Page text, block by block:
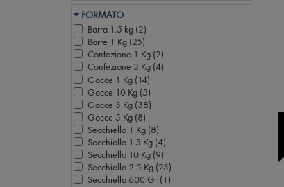
FORMATO
Barra 1.5 kg (2)
Barre 1 Kg (25)
Confezione 1 Kg (2)
Confezione 3 Kg (4)
Gocce 1 Kg (14)
Gocce 10 Kg (5)
Gocce 3 Kg (38)
Gocce 5 Kg (8)
Secchiello 1 Kg (8)
Secchiello 1.5 Kg (4)
Secchiello 10 Kg (9)
Secchiello 2.5 Kg (23)
Secchiello 600 Gr (1 )